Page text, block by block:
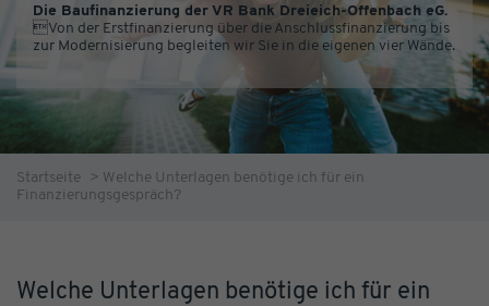
Die Baufinanzierung der VR Bank Dreieich-Offenbach eG.
Von der Erstfinanzierung über die Anschlussfinanzierung bis
zur Modernisierung begleiten wir Sie in die eigenen vier Wände.
Startseite > Welche Unterlagen benötige ich für ein
Finanzierungsgespräch?
Welche Unterlagen benötige ich für ein